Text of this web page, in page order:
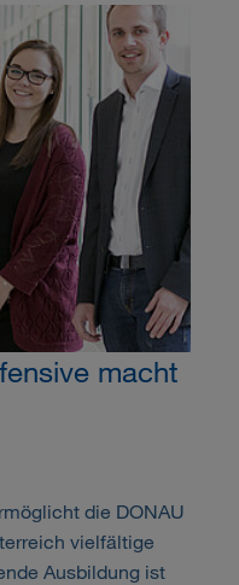
macht
die DONAU
vielfältige
Ausbildung ist